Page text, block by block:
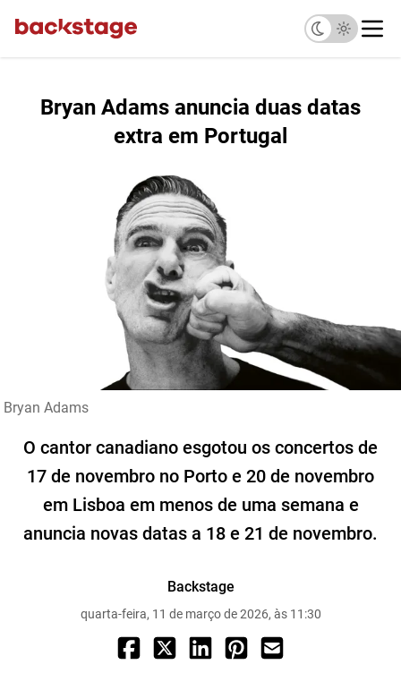
Bryan Adams anuncia duas datas
extra em Portugal
Bryan Adams
O cantor canadiano esgotou os concertos de
17 de novembro no Porto e 20 de novembro
em Lisboa em menos de uma semana e
anuncia novas datas a 18 e 21 de novembro.
Backstage
quarta-feira, 11 de março de 2026, às 11:30